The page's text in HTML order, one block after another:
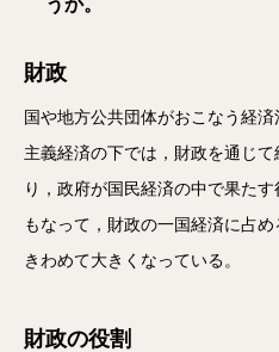
財政
国や地方公共団体がおこなう経済
主義経済の下では，財政を通じ
り，政府が国民経済の中で果た
もなって，財政の一国経済に占
きわめて大きくなっている。
財政の役割